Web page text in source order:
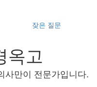
잦은 질문
옥고
사만이 전문가입니다.